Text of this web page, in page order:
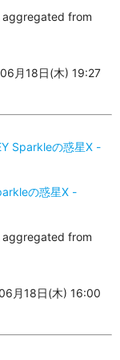
from
月18日(木) 19:27
の惑星X -
from
月18日(木) 16:00